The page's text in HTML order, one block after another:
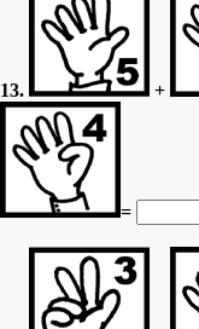
13. +
=